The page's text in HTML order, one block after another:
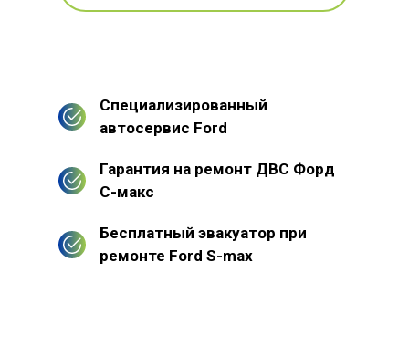
Специализированный
автосервис Ford
Гарантия на ремонт ДВС Форд
С-макс
Бесплатный эвакуатор при
ремонте Ford S-max